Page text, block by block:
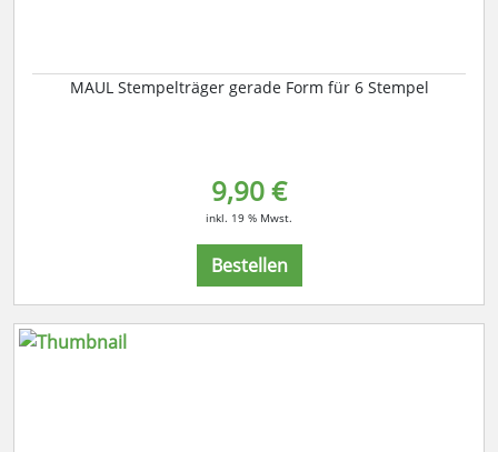
MAUL Stempelträger gerade Form für 6 Stempel
9,90 €
inkl. 19 % Mwst.
Bestellen